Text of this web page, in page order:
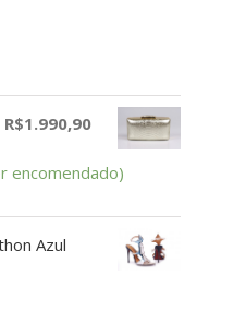
R$1.990,90
encomendado)
Azul